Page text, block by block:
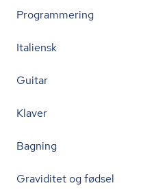
Programmering
Italiensk
Guitar
Klaver
Bagning
Graviditet og fødsel